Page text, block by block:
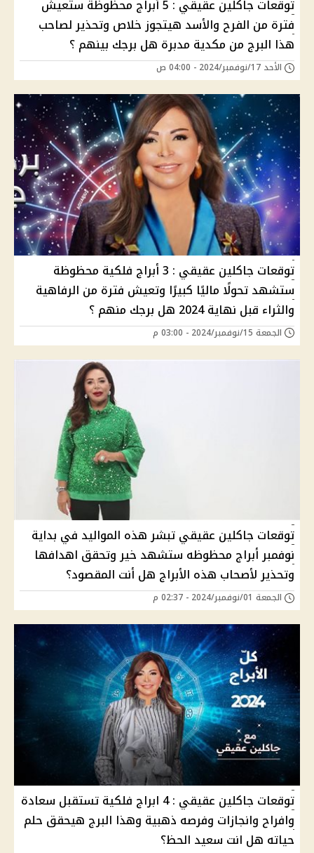
توقعات جاكلين عقيقي : 5 أبراج محظوظة ستعيش
فترة من الفرح والأسد هيتجوز خلاص وتحذير لصاحب
هذا البرج من مكدية مدبرة هل برجك بينهم ؟
الأحد 17/نوفمبر/2024 - 04:00 ص
توقعات جاكلين عقيقي : 3 أبراج فلكية محظوظة
ستشهد تحولًا ماليًا كبيرًا وتعيش فترة من الرفاهية
والثراء قبل نهاية 2024 هل برجك منهم ؟
الجمعة 15/نوفمبر/2024 - 03:00 م
توقعات جاكلين عقيقي تبشر هذه المواليد في بداية
نوفمبر أبراج محظوظه ستشهد خير وتحقق اهدافها
وتحذير لأصحاب هذه الأبراج هل أنت المقصود؟
الجمعة 01/نوفمبر/2024 - 02:37 م
توقعات جاكلين عقيقي : 4 ابراج فلكية تستقبل سعادة
وافراح وانجازات وفرصه ذهبية وهذا البرج هيحقق حلم
حياته هل انت سعيد الحظ؟